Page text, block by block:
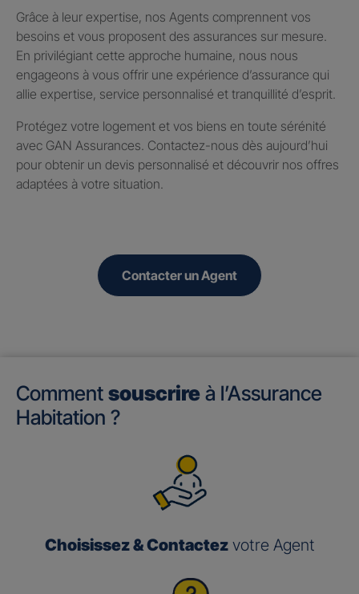
Grâce à leur expertise, nos Agents comprennent vos
besoins et vous proposent des assurances sur mesure.
En privilégiant cette approche humaine, nous nous
engageons à vous offrir une expérience d’assurance qui
allie expertise, service personnalisé et tranquillité d’esprit.
Protégez votre logement et vos biens en toute sérénité
avec GAN Assurances. Contactez-nous dès aujourd’hui
pour obtenir un devis personnalisé et découvrir nos offres
adaptées à votre situation.
Contacter un Agent
Comment souscrire à l’Assurance
Habitation ?
Choisissez & Contactezvotre Agent